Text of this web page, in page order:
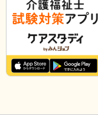
アを共有できると思
ょうか。 上手くいかないことや、事故
未遂記録ばかりって
だと個人的に思いま
界って「できて当た
いと思います。あと